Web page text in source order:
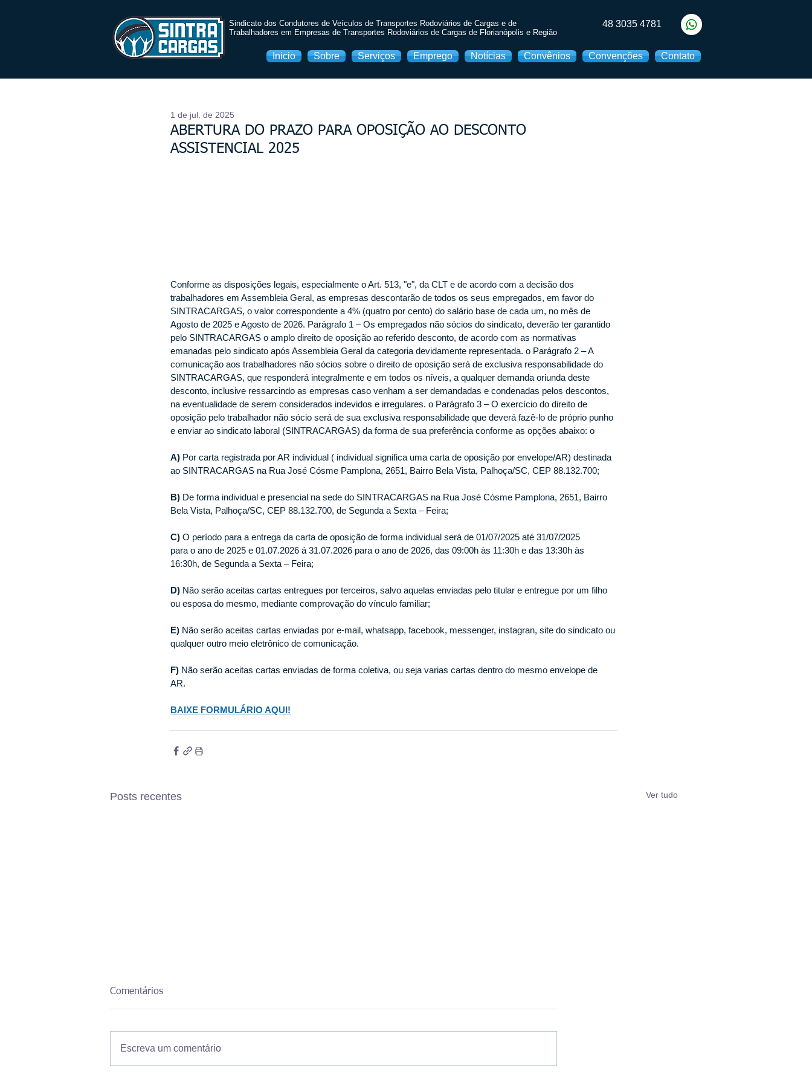
48 3035 4781
Sindicato dos Condutores de Veículos de Transportes Rodoviários de Cargas e de
Trabalhadores em Empresas de Transportes Rodoviários de Cargas de Florianópolis e Região
Inicio Sobre Serviços Emprego Notícias Convênios Convenções Contato
ABERTURA DO PRAZO PARA OPOSIÇÃO AO DESCONTO
ASSISTENCIAL 2025
1 de jul. de 2025
Conforme as disposições legais, especialmente o Art. 513, "e", da CLT e de acordo com a decisão dos
trabalhadores em Assembleia Geral, as empresas descontarão de todos os seus empregados, em favor do
SINTRACARGAS, o valor correspondente a 4% (quatro por cento) do salário base de cada um, no mês de
Agosto de 2025 e Agosto de 2026. Parágrafo 1 – Os empregados não sócios do sindicato, deverão ter garantido
pelo SINTRACARGAS o amplo direito de oposição ao referido desconto, de acordo com as normativas
emanadas pelo sindicato após Assembleia Geral da categoria devidamente representada. o Parágrafo 2 – A
comunicação aos trabalhadores não sócios sobre o direito de oposição será de exclusiva responsabilidade do
SINTRACARGAS, que responderá integralmente e em todos os níveis, a qualquer demanda oriunda deste
desconto, inclusive ressarcindo as empresas caso venham a ser demandadas e condenadas pelos descontos,
na eventualidade de serem considerados indevidos e irregulares. o Parágrafo 3 – O exercício do direito de
oposição pelo trabalhador não sócio será de sua exclusiva responsabilidade que deverá fazê-lo de próprio punho
e enviar ao sindicato laboral (SINTRACARGAS) da forma de sua preferência conforme as opções abaixo: o
A) Por carta registrada por AR individual ( individual significa uma carta de oposição por envelope/AR) destinada
ao SINTRACARGAS na Rua José Cósme Pamplona, 2651, Bairro Bela Vista, Palhoça/SC, CEP 88.132.700;
B) De forma individual e presencial na sede do SINTRACARGAS na Rua José Cósme Pamplona, 2651, Bairro
Bela Vista, Palhoça/SC, CEP 88.132.700, de Segunda a Sexta – Feira;
C) O período para a entrega da carta de oposição de forma individual será de 01/07/2025 até 31/07/2025
para o ano de 2025 e 01.07.2026 á 31.07.2026 para o ano de 2026, das 09:00h às 11:30h e das 13:30h às
16:30h, de Segunda a Sexta – Feira;
D) Não serão aceitas cartas entregues por terceiros, salvo aquelas enviadas pelo titular e entregue por um filho
ou esposa do mesmo, mediante comprovação do vínculo familiar;
E) Não serão aceitas cartas enviadas por e-mail, whatsapp, facebook, messenger, instagran, site do sindicato ou
qualquer outro meio eletrônico de comunicação.
F) Não serão aceitas cartas enviadas de forma coletiva, ou seja varias cartas dentro do mesmo envelope de
AR.
BAIXE FORMULÁRIO AQUI!
Posts recentes Ver tudo
Comentários
Escreva um comentário